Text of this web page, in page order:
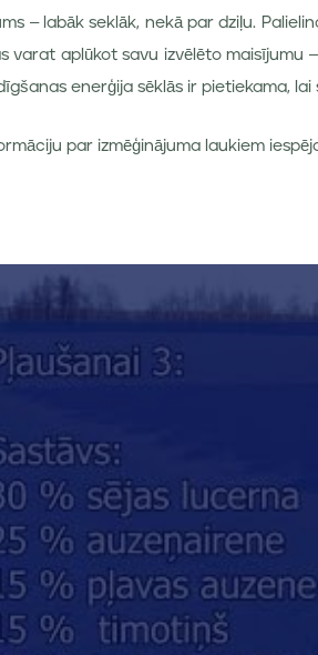
– labāk seklāk, nekā par dziļu.
varat aplūkot savu izvēlēto maisījumu
enerģija sēklās ir pietiekama,
par izmēģinājuma laukiem